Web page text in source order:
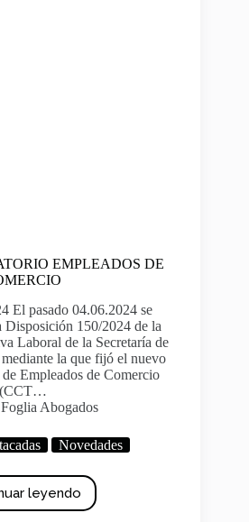
EMPLEADOS DE
El pasado 04.06.2024 se
150/2024 de la
Laboral de la Secretaría de
la que fijó el nuevo
Empleados de Comercio
(CCT…
Foglia Abogados
Novedades
leyendo